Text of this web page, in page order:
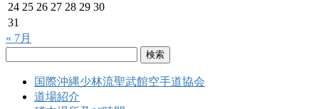
24 25 26 27 28 29 30
31
« 7月
国際沖縄少林流聖武館空手道協会
道場紹介